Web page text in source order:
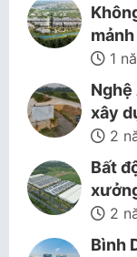
1
xây
2
Bất
2
Bình